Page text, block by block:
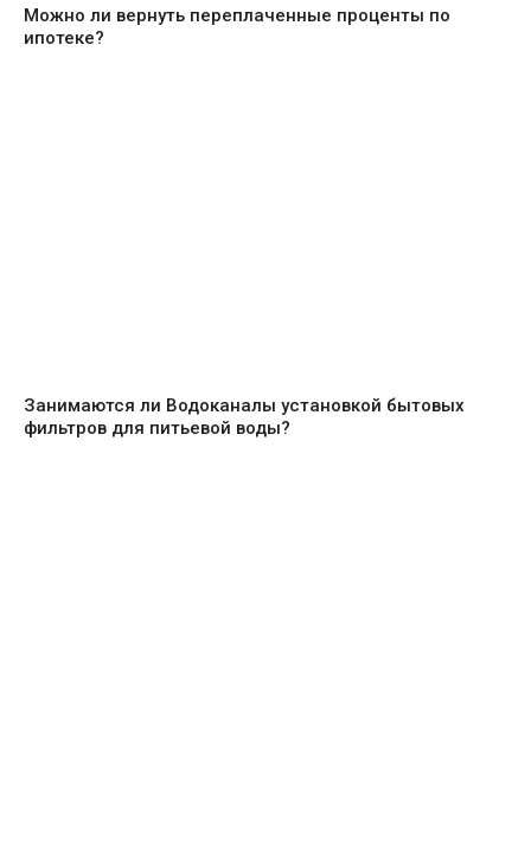
Можно ли вернуть переплаченные проценты по
ипотеке?
Занимаются ли Водоканалы установкой бытовых
фильтров для питьевой воды?